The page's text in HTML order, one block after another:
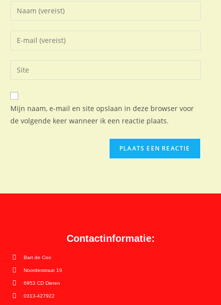
Mijn naam, e-mail en site opslaan in deze browser voor
de volgende keer wanneer ik een reactie plaats.
Contactinformatie:
Bart de Coo
Noorderstraat 19
6953 CD Dieren
0313-427922